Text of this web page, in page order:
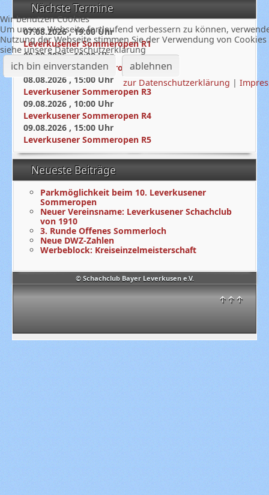
© Schachclub Bayer Leverkusen e.V.
↑↑↑
Nächste Termine
07.08.2026,19:00Uhr
Leverkusener Sommeropen R1
08.08.2026,10:00Uhr
Leverkusener Sommeropen R2
08.08.2026 , 15:00 Uhr
Leverkusener Sommeropen R3
09.08.2026 , 10:00 Uhr
Leverkusener Sommeropen R4
09.08.2026 , 15:00 Uhr
Leverkusener Sommeropen R5
Neueste Beiträge
Parkmöglichkeit beim 10. Leverkusener
Sommeropen
Neuer Vereinsname: Leverkusener Schachclub
von 1910
3. Runde Offenes Sommerloch
Neue DWZ-Zahlen
Werbeblock: Kreiseinzelmeisterschaft
Wir benutzen Cookies
Um unsere Webseite fortlaufend verbessern zu können,
Nutzung der Webseite stimmen Sie der Verwendung von
siehe unsere Datenschutzerklärung
ich bin einverstanden ablehnen
zur Datenschutzerklärung |